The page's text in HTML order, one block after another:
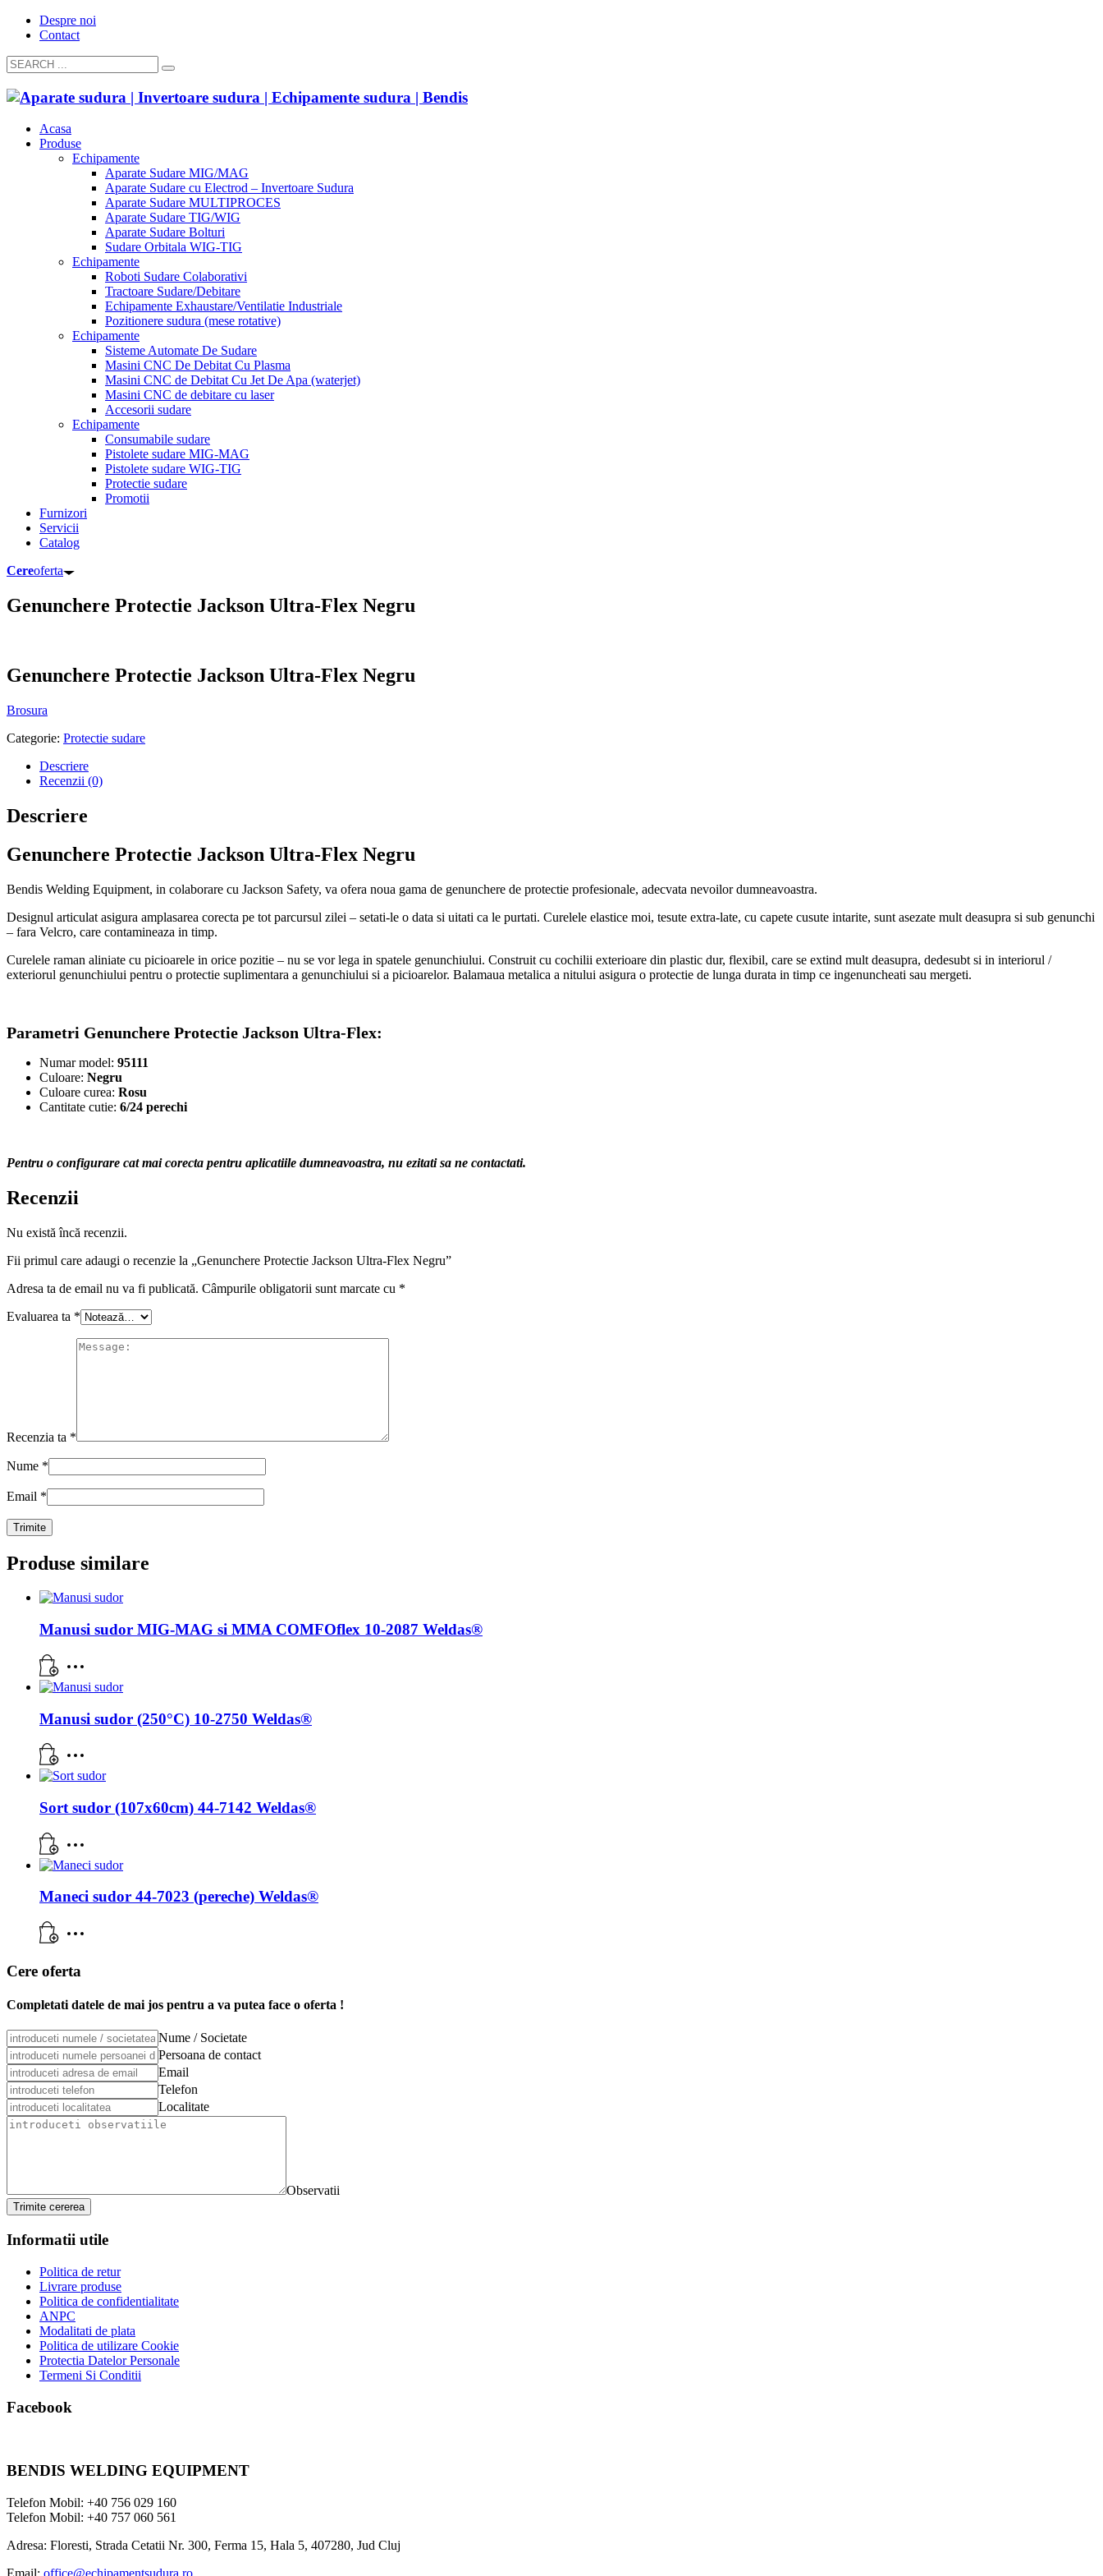
Despre noi
Contact
Acasa
Produse
Echipamente
Aparate Sudare MIG/MAG
Aparate Sudare cu Electrod – Invertoare Sudura
Aparate Sudare MULTIPROCES
Aparate Sudare TIG/WIG
Aparate Sudare Bolturi
Sudare Orbitala WIG-TIG
Echipamente
Roboti Sudare Colaborativi
Tractoare Sudare/Debitare
Echipamente Exhaustare/Ventilatie Industriale
Pozitionere sudura (mese rotative)
Echipamente
Sisteme Automate De Sudare
Masini CNC De Debitat Cu Plasma
Masini CNC de Debitat Cu Jet De Apa (waterjet)
Masini CNC de debitare cu laser
Accesorii sudare
Echipamente
Consumabile sudare
Pistolete sudare MIG-MAG
Pistolete sudare WIG-TIG
Protectie sudare
Promotii
Furnizori
Servicii
Catalog
Cereoferta
Genunchere Protectie Jackson Ultra-Flex Negru
Genunchere Protectie Jackson Ultra-Flex Negru
Brosura
Categorie: Protectie sudare
Descriere
Recenzii (0)
Descriere
Genunchere Protectie Jackson Ultra-Flex Negru
Bendis Welding Equipment, in colaborare cu Jackson Safety, va ofera noua gama de genunchere de protectie profesionale, adecvata nevoilor dumneavoastra.
Designul articulat asigura amplasarea corecta pe tot parcursul zilei – setati-le o data si uitati ca le purtati. Curelele elastice moi, tesute extra-late, cu capete cusute intarite, sunt asezate mult deasupra si sub genunchi
– fara Velcro, care contamineaza in timp.
Curelele raman aliniate cu picioarele in orice pozitie – nu se vor lega in spatele genunchiului. Construit cu cochilii exterioare din plastic dur, flexibil, care se extind mult deasupra, dedesubt si in interiorul /
exteriorul genunchiului pentru o protectie suplimentara a genunchiului si a picioarelor. Balamaua metalica a nitului asigura o protectie de lunga durata in timp ce ingenuncheati sau mergeti.
Parametri Genunchere Protectie Jackson Ultra-Flex:
Numar model: 95111
Culoare: Negru
Culoare curea: Rosu
Cantitate cutie: 6/24 perechi
Pentru o configurare cat mai corecta pentru aplicatiile dumneavoastra, nu ezitati sa ne contactati.
Recenzii
Nu există încă recenzii.
Fii primul care adaugi o recenzie la „Genunchere Protectie Jackson Ultra-Flex Negru”
Adresa ta de email nu va fi publicată. Câmpurile obligatorii sunt marcate cu *
Evaluarea ta *
Recenzia ta *
Nume *
Email *
Produse similare
Manusi sudor MIG-MAG si MMA COMFOflex 10-2087 Weldas®
Manusi sudor (250°C) 10-2750 Weldas®
Sort sudor (107x60cm) 44-7142 Weldas®
Maneci sudor 44-7023 (pereche) Weldas®
Cere oferta
Completati datele de mai jos pentru a va putea face o oferta !
Nume / Societate
Persoana de contact
Email
Telefon
Localitate
Observatii
Trimite cererea
Informatii utile
Politica de retur
Livrare produse
Politica de confidentialitate
ANPC
Modalitati de plata
Politica de utilizare Cookie
Protectia Datelor Personale
Termeni Si Conditii
Facebook
BENDIS WELDING EQUIPMENT
Telefon Mobil: +40 756 029 160
Telefon Mobil: +40 757 060 561
Adresa: Floresti, Strada Cetatii Nr. 300, Ferma 15, Hala 5, 407280, Jud Cluj
Email: office@echipamentsudura.ro